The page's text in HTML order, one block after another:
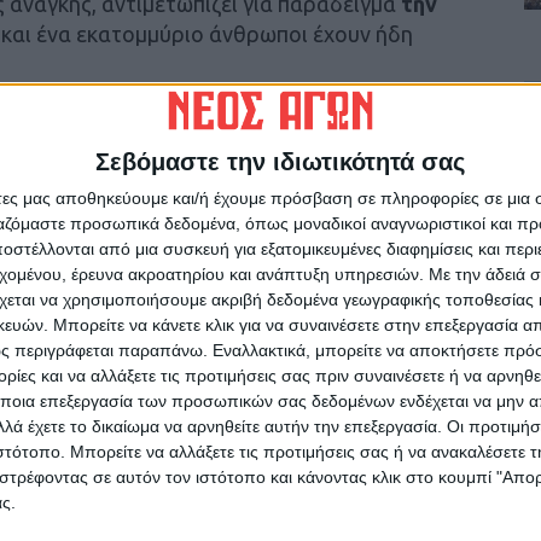
Σεβόμαστε την ιδιωτικότητά σας
μας αποθηκεύουμε και/ή έχουμε πρόσβαση σε πληροφορίες σε
προσωπικά δεδομένα, όπως μοναδικοί αναγνωριστικοί και
από μια συσκευή για εξατομικευμένες διαφημίσεις και
έρευνα ακροατηρίου και ανάπτυξη υπηρεσιών. Με την άδειά
να χρησιμοποιήσουμε ακριβή δεδομένα γεωγραφικής τοποθεσίας
Μπορείτε να κάνετε κλικ για να συναινέσετε στην επεξεργασία
περιγράφεται παραπάνω. Εναλλακτικά, μπορείτε να αποκτήσετε
και να αλλάξετε τις προτιμήσεις σας πριν συναινέσετε ή να
επεξεργασία των προσωπικών σας δεδομένων ενδέχεται να μην
έχετε το δικαίωμα να αρνηθείτε αυτήν την επεξεργασία. Οι
Μπορείτε να αλλάξετε τις προτιμήσεις σας ή να ανακαλέσετε
σε αυτόν τον ιστότοπο και κάνοντας κλικ στο κουμπί
και ένα εκατομμύριο άνθρωποι έχουν ήδη
επίσης προκαλέσειτην απώλεια του 80% της
τις φυτείες καφέ, οδηγώντας πολλούς
ευθύνονται λιγότερο για την κλιματική
αυτήν περισσότερο“είναι μια κραυγαλέα
της G20“ευθύνονται για περισσότερα από τα
άνθρακα”,ενώ αυτές οι δέκα πιο ευάλωτες
υπογραμμίζει η μκο.
επιχειρήσεων ορυκτών καυσίμων θα αρκούσαν
για ανθρωπιστική βοήθεια του ΟΗΕ